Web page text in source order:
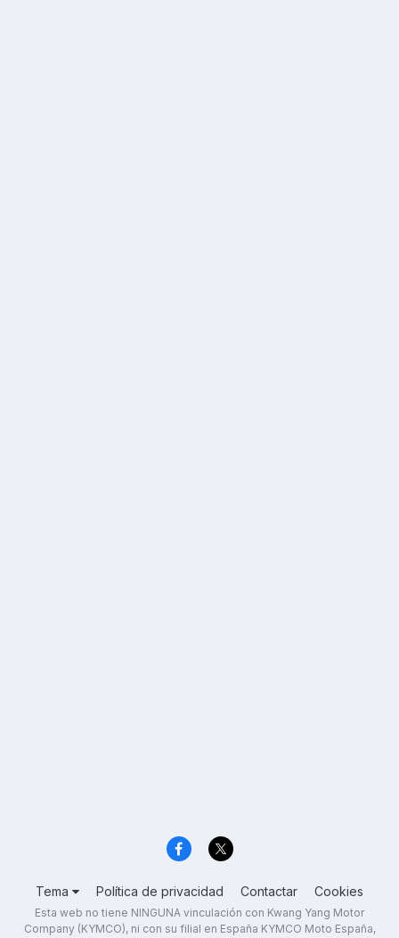
Tema Política de privacidad Contactar Cookies
Esta web no tiene NINGUNA vinculación con Kwang Yang Motor
Company (KYMCO), ni con su filial en España KYMCO Moto España,